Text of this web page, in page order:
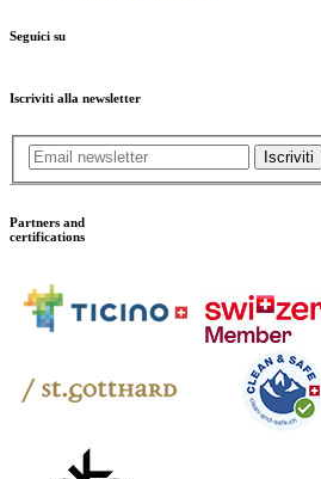
Seguici su
Iscriviti alla newsletter
Iscriviti
Partners and
certifications